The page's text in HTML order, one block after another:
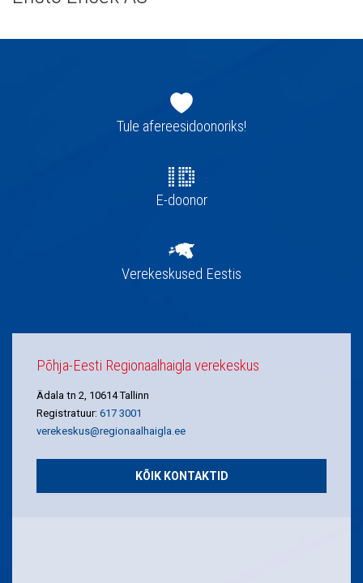
navigatsioonTule afereesidoonoriks!
E-doonor
Verekeskused Eestis
Põhja-Eesti Regionaalhaigla verekeskus
Ädala tn 2, 10614 Tallinn
Registratuur: 617 3001
verekeskus@regionaalhaigla.ee
KÕIK KONTAKTID